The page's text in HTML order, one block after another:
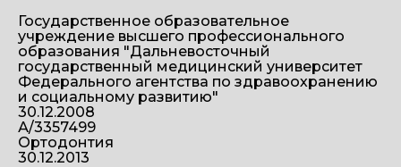
Государственное образовательное
учреждение высшего профессионального
образования "Дальневосточный
государственный медицинский университет
Федерального агентства по здравоохранению
и социальному развитию"
30.12.2008
А/3357499
Ортодонтия
30.12.2013